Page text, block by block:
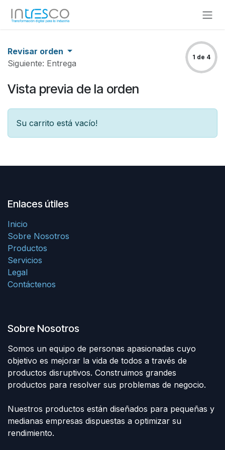
Revisar orden
Siguiente: Entrega
1 de 4
Vista previa de la orden
Su carrito está vacío!
Enlaces útiles
Inicio
Sobre Nosotros
Productos
Servicios
Legal
Contáctenos
Sobre Nosotros
Somos un equipo de personas apasionadas cuyo
objetivo es mejorar la vida de todos a través de
productos disruptivos. Construimos grandes
productos para resolver sus problemas de negocio.
Nuestros productos están diseñados para pequeñas y
medianas empresas dispuestas a optimizar su
rendimiento.